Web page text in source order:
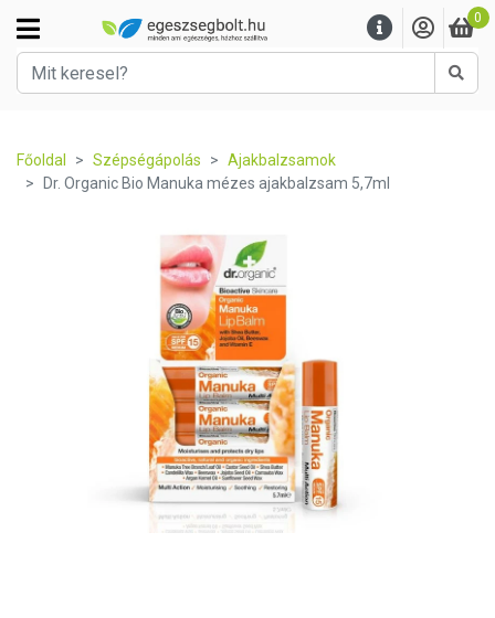
0
Főoldal Szépségápolás
Ajakbalzsamok
Dr. Organic Bio Manuka mézes ajakbalzsam 5,7ml